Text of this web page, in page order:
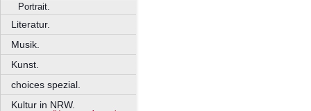
Portrait.
Literatur.
Musik.
Kunst.
choices spezial.
Kultur in NRW.